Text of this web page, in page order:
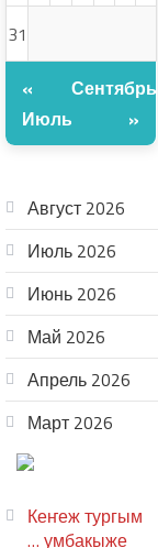
31
«
Июль
Сентябрь
»
Август 2026
Июль 2026
Июнь 2026
Май 2026
Апрель 2026
Март 2026
Кеҥеж тургым
… умбакыже